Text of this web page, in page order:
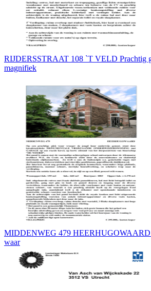
RIJDERSSTRAAT 108 `T VELD Prachtig
magnifiek
MIDDENWEG 479 HEERHUGOWAARD
waar